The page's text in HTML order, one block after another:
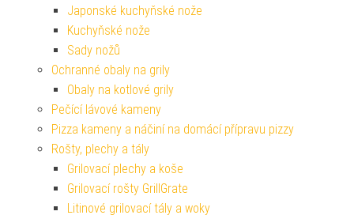
Japonské kuchyňské nože
Kuchyňské nože
Sady nožů
Ochranné obaly na grily
Obaly na kotlové grily
Pečící lávové kameny
Pizza kameny a náčiní na domácí přípravu pizzy
Rošty, plechy a tály
Grilovací plechy a koše
Grilovací rošty GrillGrate
Litinové grilovací tály a woky